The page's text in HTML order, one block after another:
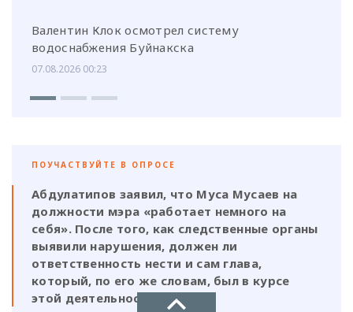
Валентин Клок осмотрел систему
водоснабжения Буйнакска
07.08.2026 00:23
ПОУЧАСТВУЙТЕ В ОПРОСЕ
Абдулатипов заявил, что Муса Мусаев на
должности мэра «работает немного на
себя». После того, как следственные органы
выявили нарушения, должен ли
ответственность нести и сам глава,
который, по его же словам, был в курсе
этой деятельности?